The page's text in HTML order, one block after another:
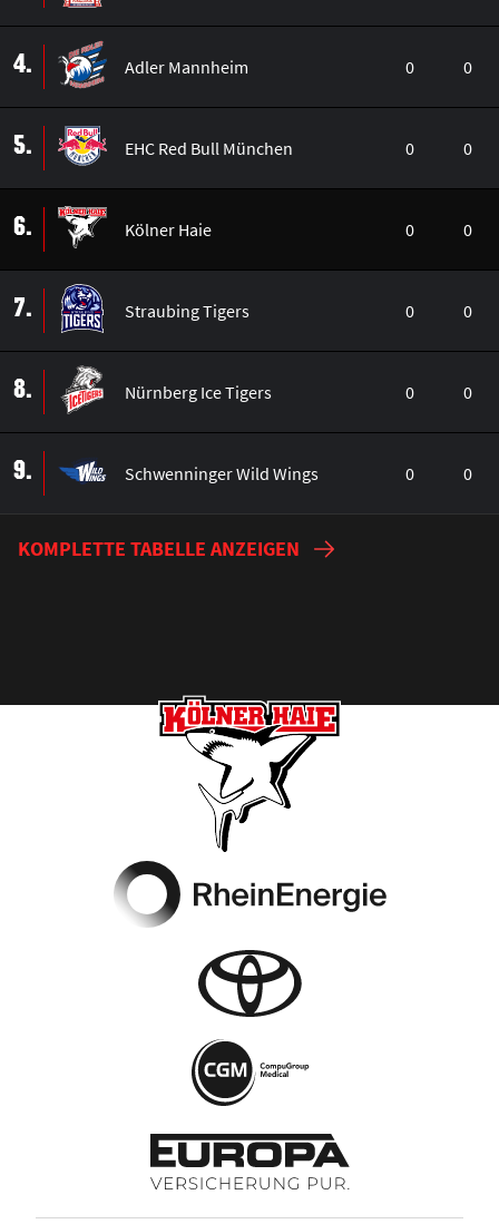
4. Adler Mannheim 0 0
5. EHC Red Bull München 0 0
6. Kölner Haie 0 0
7. Straubing Tigers 0 0
8. Nürnberg Ice Tigers 0 0
9. Schwenninger Wild Wings 0 0
KOMPLETTE TABELLE ANZEIGEN